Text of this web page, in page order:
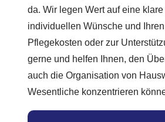
da. Wir legen Wert auf eine
individuellen Wünsche und
Pflegekosten oder zur
gerne und helfen Ihnen, den
auch die Organisation von
Wesentliche konzentrieren